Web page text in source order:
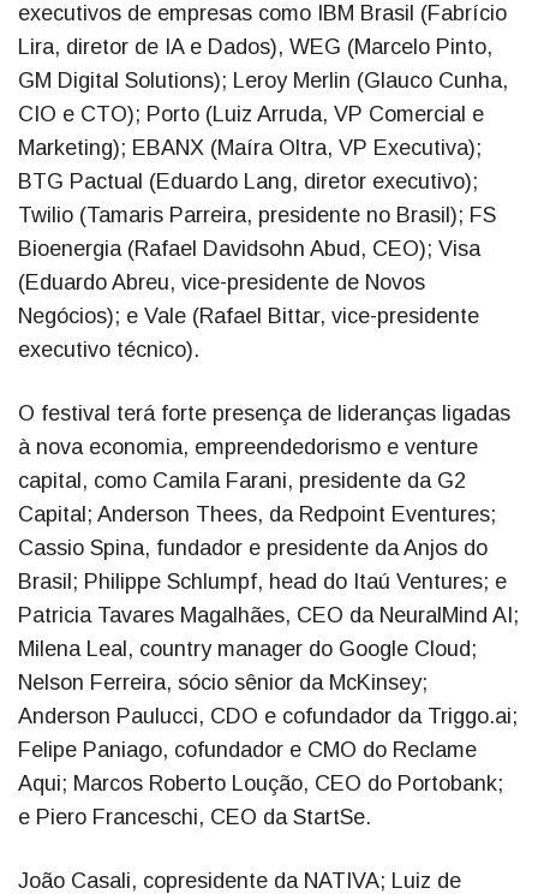
executivos de empresas como IBM Brasil (Fabrício
Lira, diretor de IA e Dados), WEG (Marcelo Pinto,
GM Digital Solutions); Leroy Merlin (Glauco Cunha,
CIO e CTO); Porto (Luiz Arruda, VP Comercial e
Marketing); EBANX (Maíra Oltra, VP Executiva);
BTG Pactual (Eduardo Lang, diretor executivo);
Twilio (Tamaris Parreira, presidente no Brasil); FS
Bioenergia (Rafael Davidsohn Abud, CEO); Visa
(Eduardo Abreu, vice-presidente de Novos
Negócios); e Vale (Rafael Bittar, vice-presidente
executivo técnico).
O festival terá forte presença de lideranças ligadas
à nova economia, empreendedorismo e venture
capital, como Camila Farani, presidente da G2
Capital; Anderson Thees, da Redpoint Eventures;
Cassio Spina, fundador e presidente da Anjos do
Brasil; Philippe Schlumpf, head do Itaú Ventures; e
Patricia Tavares Magalhães, CEO da NeuralMind AI;
Milena Leal, country manager do Google Cloud;
Nelson Ferreira, sócio sênior da McKinsey;
Anderson Paulucci, CDO e cofundador da Triggo.ai;
Felipe Paniago, cofundador e CMO do Reclame
Aqui; Marcos Roberto Loução, CEO do Portobank;
e Piero Franceschi, CEO da StartSe.
João Casali, copresidente da NATIVA; Luiz de